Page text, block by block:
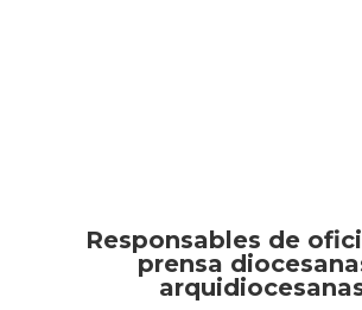
Responsables de
prensa